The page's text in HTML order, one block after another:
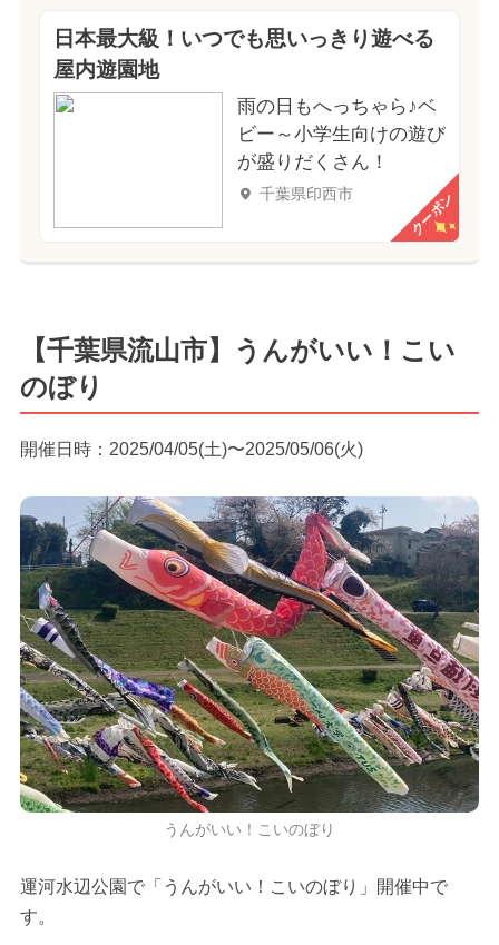
日本最大級！いつでも思いっきり遊べる
屋内遊園地
雨の日もへっちゃら♪ベ
ビー～小学生向けの遊び
が盛りだくさん！
千葉県印西市 クーポン
【千葉県流山市】うんがいい！こい
のぼり
開催日時：2025/04/05(土)〜2025/05/06(火)
うんがいい！こいのぼり
運河水辺公園で「うんがいい！こいのぼり」開催中で
す。